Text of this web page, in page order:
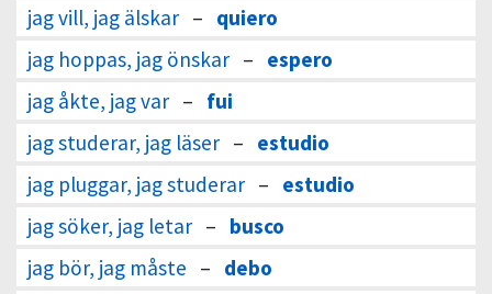
jag vill, jag älskar – quiero
jag hoppas, jag önskar – espero
jag åkte, jag var – fui
jag studerar, jag läser – estudio
jag pluggar, jag studerar – estudio
jag söker, jag letar – busco
jag bör, jag måste – debo